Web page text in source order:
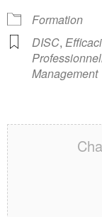
Formation
DISC,
Management